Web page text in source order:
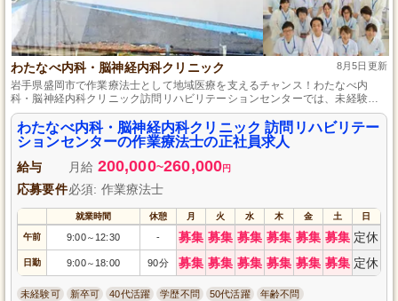
わたなべ内科・脳神経内科クリニック 8月5日更新
岩手県盛岡市で作業療法士として地域医療を支えるチャンス！わたなべ内
科・脳神経内科クリニック訪問リハビリテーションセンターでは、未経験か
らでも安心して始められる研修制度を完備しています。利用者様の自立支援
を目指し、一人ひとりに合わせたリハビリテーションプランを提供するやり
がいのあるお仕事です。地域に根差したケアで専門性を高めながら、安定し
た正社員として働ける環境を提供します。
わたなべ内科・脳神経内科クリニック 訪問リハビリテー
ションセンターの作業療法士の正社員求人
給与 月給 200,000~260,000円
応募要件必須: 作業療法士
就業時間 休憩 月 火 水 木 金 土 日
午前 9:00～ 12:30 - 募集 募集 募集 募集 募集 募集 定休
日勤 9:00～ 18:00 90分 募集 募集 募集 募集 募集 募集 定休
未経験可 新卒可 40代活躍 学歴不問 50代活躍 年齢不問